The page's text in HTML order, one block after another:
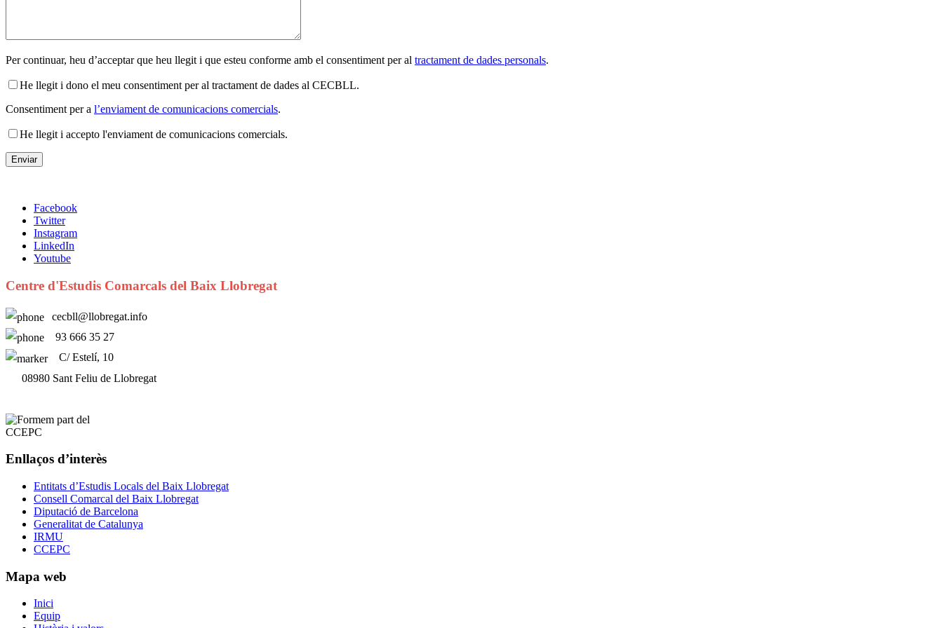
Per continuar, heu d’acceptar que heu llegit i que esteu conforme amb el consentiment per al tractament de dades personals.
He llegit i dono el meu consentiment per al tractament de dades al CECBLL.
Consentiment per a l’enviament de comunicacions comercials.
He llegit i accepto l'enviament de comunicacions comercials.
Facebook
Twitter
Instagram
LinkedIn
Youtube
Centre d'Estudis Comarcals del Baix Llobregat
cecbll@llobregat.info
93 666 35 27
C/ Estelí, 10
08980 Sant Feliu de Llobregat
Enllaços d’interès
Entitats d’Estudis Locals del Baix Llobregat
Consell Comarcal del Baix Llobregat
Diputació de Barcelona
Generalitat de Catalunya
IRMU
CCEPC
Mapa web
Inici
Equip